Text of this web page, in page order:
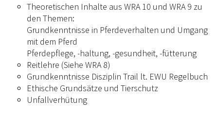
Theoretischen Inhalte aus WRA 10 und WRA 9 zu
den Themen:
Grundkenntnisse in Pferdeverhalten und Umgang
mit dem Pferd
Pferdepflege, -haltung, -gesundheit, -fütterung
Reitlehre (Siehe WRA 8)
Grundkenntnisse Disziplin Trail lt. EWU Regelbuch
Ethische Grundsätze und Tierschutz
Unfallverhütung